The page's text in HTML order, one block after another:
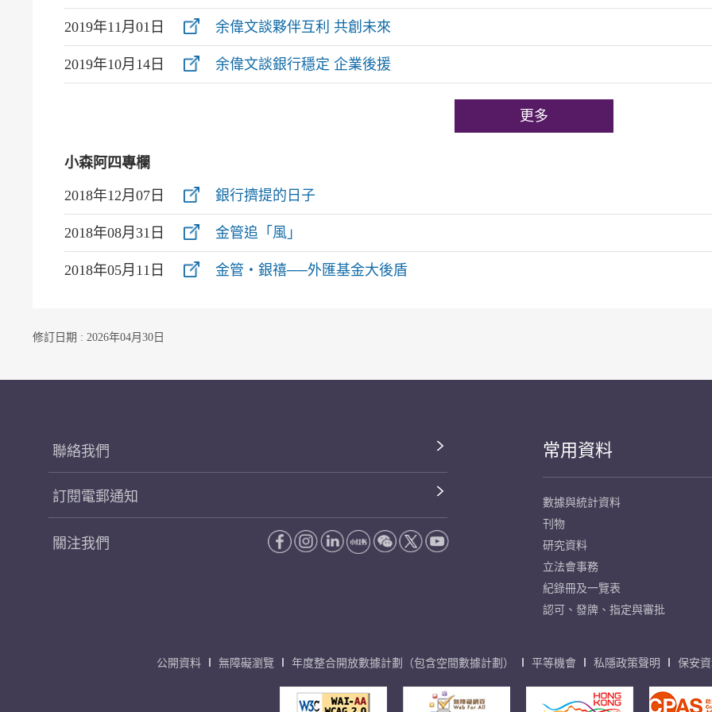
2019年11月01日 余偉文談夥伴互利 共創未來
2019年10月14日 余偉文談銀行穩定 企業後援
更多
小森阿四專欄
2018年12月07日 銀行擠提的日子
2018年08月31日 金管追「風」
2018年05月11日 金管‧銀禧──外匯基金大後盾
修訂日期 : 2026年04月30日
聯絡我們
訂閱電郵通知
關注我們
常用資料
數據與統計資料
刊物
研究資料
立法會事務
紀錄冊及一覽表
認可、發牌、指定與審批
公開資料 無障礙瀏覽 年度整合開放數據計劃（包含空間數據計劃） 平等機會 私隱政策聲明 保安